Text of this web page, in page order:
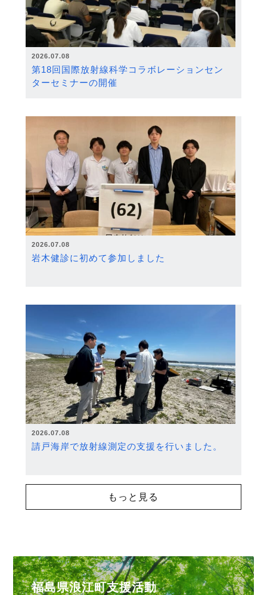
2026.07.08
第18回国際放射線科学コラボレーションセン
ターセミナーの開催
2026.07.08
岩木健診に初めて参加しました
2026.07.08
請戸海岸で放射線測定の支援を行いました。
もっと見る
福島県浪江町支援活動